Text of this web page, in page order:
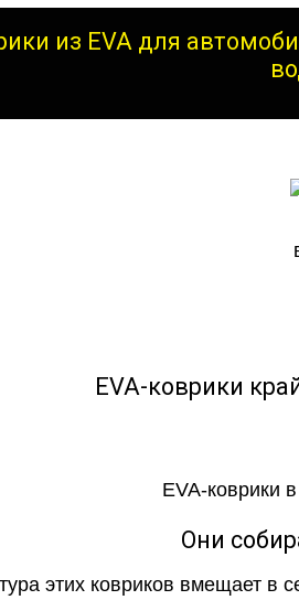
из EVA для
EVA-коврики
Они
этих ковриков вмещает в